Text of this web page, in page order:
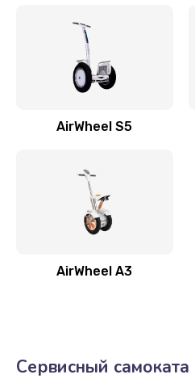
AirWheel S5
AirWheel A3
Сервисный самоката